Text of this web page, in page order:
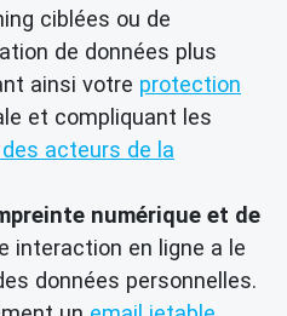
ciblées ou de
de données plus
ainsi votre protection
et compliquant les
acteurs de la
numérique et de
interaction en ligne a le
données personnelles.